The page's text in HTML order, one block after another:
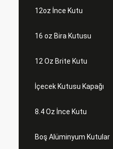
12oz İnce Kutu
16 oz Bira Kutusu
12 Oz Brite Kutu
İçecek Kutusu Kapağı
8.4 Oz İnce Kutu
Boş Alüminyum Kutular